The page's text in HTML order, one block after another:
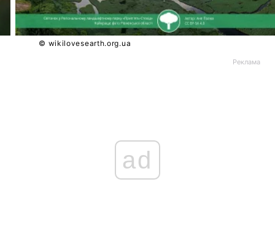
© wikilovesearth.org.ua
Реклама
ad